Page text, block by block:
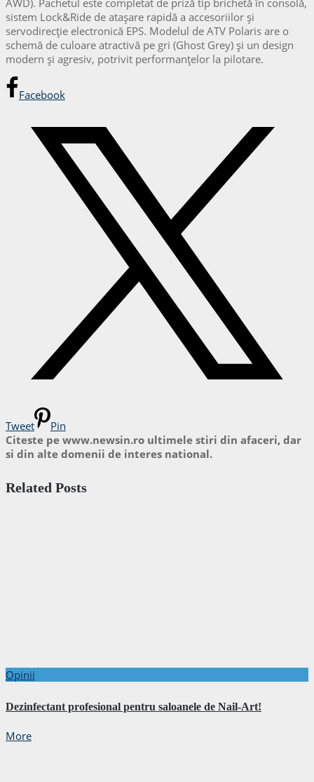
sistem Lock&Ride de atașare rapidă a accesoriilor și
servodirecție electronică EPS. Modelul de ATV Polaris are o
schemă de culoare atractivă pe gri (Ghost Grey) și un design
modern și agresiv, potrivit performanțelor la pilotare.
Facebook
Tweet
Pin
Citeste pe www.newsin.ro ultimele stiri din afaceri, dar
si din alte domenii de interes national.
Related Posts
Opinii
Dezinfectant profesional pentru saloanele de Nail-Art!
More